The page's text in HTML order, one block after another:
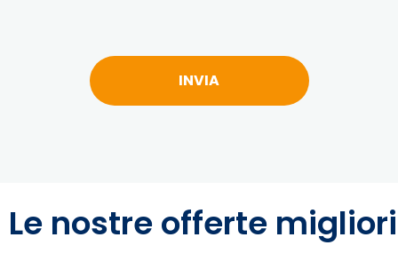
Le nostre offerte migliori